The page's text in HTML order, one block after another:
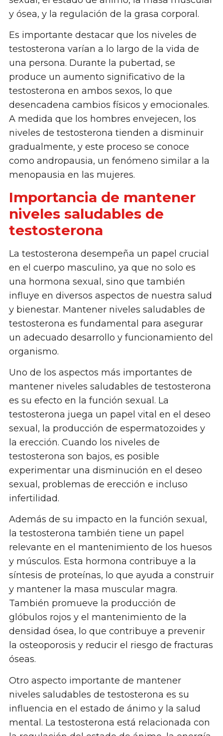
y ósea, y la regulación de la grasa corporal.
Es importante destacar que los niveles de
testosterona varían a lo largo de la vida de
una persona. Durante la pubertad, se
produce un aumento significativo de la
testosterona en ambos sexos, lo que
desencadena cambios físicos y emocionales.
A medida que los hombres envejecen, los
niveles de testosterona tienden a disminuir
gradualmente, y este proceso se conoce
como andropausia, un fenómeno similar a la
menopausia en las mujeres.
Importancia de mantener
niveles saludables de
testosterona
La testosterona desempeña un papel crucial
en el cuerpo masculino, ya que no solo es
una hormona sexual, sino que también
influye en diversos aspectos de nuestra salud
y bienestar. Mantener niveles saludables de
testosterona es fundamental para asegurar
un adecuado desarrollo y funcionamiento del
organismo.
Uno de los aspectos más importantes de
mantener niveles saludables de testosterona
es su efecto en la función sexual. La
testosterona juega un papel vital en el deseo
sexual, la producción de espermatozoides y
la erección. Cuando los niveles de
testosterona son bajos, es posible
experimentar una disminución en el deseo
sexual, problemas de erección e incluso
infertilidad.
Además de su impacto en la función sexual,
la testosterona también tiene un papel
relevante en el mantenimiento de los huesos
y músculos. Esta hormona contribuye a la
síntesis de proteínas, lo que ayuda a construir
y mantener la masa muscular magra.
También promueve la producción de
glóbulos rojos y el mantenimiento de la
densidad ósea, lo que contribuye a prevenir
la osteoporosis y reducir el riesgo de fracturas
óseas.
Otro aspecto importante de mantener
niveles saludables de testosterona es su
influencia en el estado de ánimo y la salud
mental. La testosterona está relacionada con